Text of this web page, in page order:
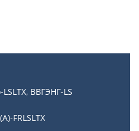
ВВГЭНГ-LS
FRLSLTX